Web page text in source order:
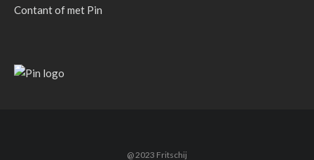
Contant of met Pin
@ 2023 Fritschij